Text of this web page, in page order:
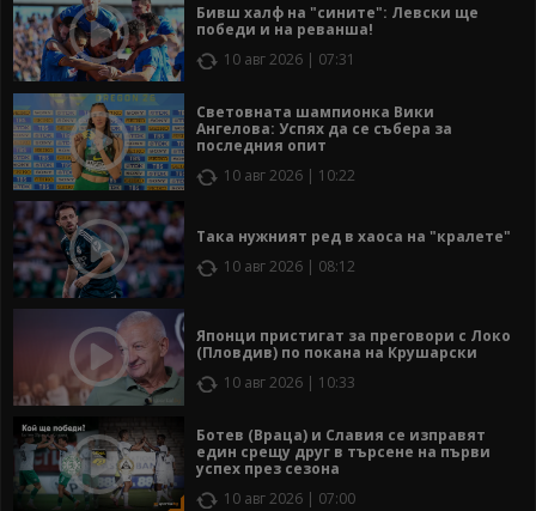
Бивш халф на "сините": Левски ще
победи и на реванша!
10 авг 2026 | 07:31
Световната шампионка Вики
Ангелова: Успях да се събера за
последния опит
10 авг 2026 | 10:22
Така нужният ред в хаоса на "кралете"
10 авг 2026 | 08:12
Японци пристигат за преговори с Локо
(Пловдив) по покана на Крушарски
10 авг 2026 | 10:33
Ботев (Враца) и Славия се изправят
един срещу друг в търсене на първи
успех през сезона
10 авг 2026 | 07:00